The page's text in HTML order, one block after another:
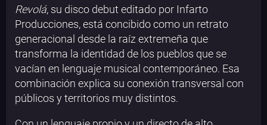
Revolá, su disco debut editado por Infarto
Producciones, está concibido como un retrato
generacional desde la raíz extremeña que
transforma la identidad de los pueblos que se
vacían en lenguaje musical contemporáneo. Esa
combinación explica su conexión transversal con
públicos y territorios muy distintos.